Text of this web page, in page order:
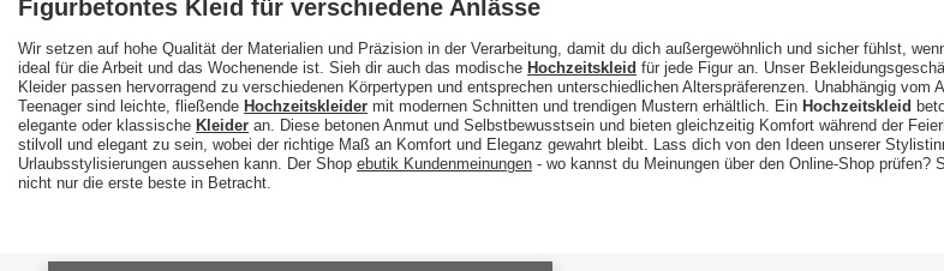
Figurbetontes Kleid für verschiedene Anlässe
Wir setzen auf hohe Qualität der Materialien und Präzision in der Verarbeitung, damit du dich außergewöhnlich und sicher fühlst,
ideal für die Arbeit und das Wochenende ist. Sieh dir auch das modische Hochzeitskleid für jede Figur an. Unser
Kleider passen hervorragend zu verschiedenen Körpertypen und entsprechen unterschiedlichen Alterspräferenzen. Unabhängig vom
Teenager sind leichte, fließende Hochzeitskleider mit modernen Schnitten und trendigen Mustern erhältlich. Ein Hochzeitskleid
elegante oder klassische Kleider an. Diese betonen Anmut und Selbstbewusstsein und bieten gleichzeitig Komfort während der
stilvoll und elegant zu sein, wobei der richtige Maß an Komfort und Eleganz gewahrt bleibt. Lass dich von den Ideen unserer
Urlaubsstylisierungen aussehen kann. Der Shop ebutik Kundenmeinungen - wo kannst du Meinungen über den Online-Shop
nicht nur die erste beste in Betracht.